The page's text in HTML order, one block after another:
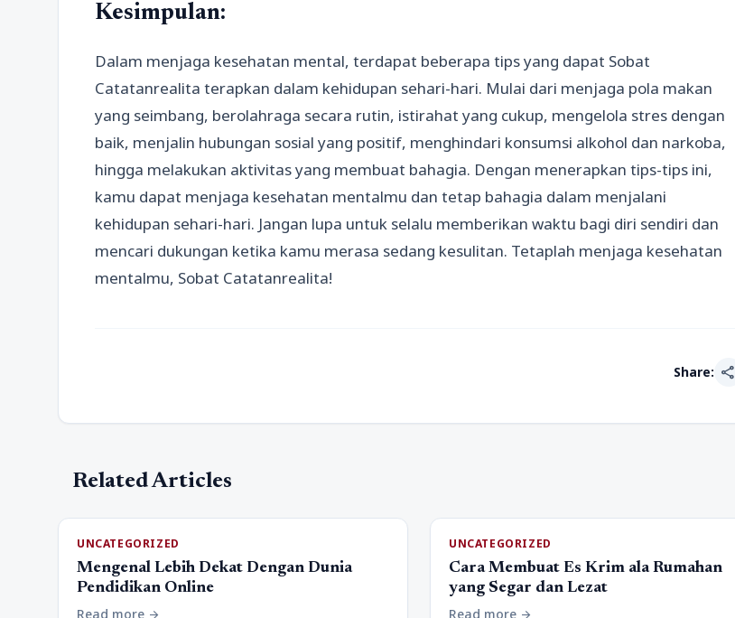
Kesimpulan:
Dalam menjaga kesehatan mental, terdapat beberapa tips yang dapat Sobat
Catatanrealita terapkan dalam kehidupan sehari-hari. Mulai dari menjaga pola makan
yang seimbang, berolahraga secara rutin, istirahat yang cukup, mengelola stres dengan
baik, menjalin hubungan sosial yang positif, menghindari konsumsi alkohol dan narkoba,
hingga melakukan aktivitas yang membuat bahagia. Dengan menerapkan tips-tips ini,
kamu dapat menjaga kesehatan mentalmu dan tetap bahagia dalam menjalani
kehidupan sehari-hari. Jangan lupa untuk selalu memberikan waktu bagi diri sendiri dan
mencari dukungan ketika kamu merasa sedang kesulitan. Tetaplah menjaga kesehatan
mentalmu, Sobat Catatanrealita!
Share: share
Related Articles
UNCATEGORIZED
Mengenal Lebih Dekat Dengan Dunia
Pendidikan Online
Read more arrow_forward
UNCATEGORIZED
Cara Membuat Es Krim ala Rumahan
yang Segar dan Lezat
Read more arrow_forward